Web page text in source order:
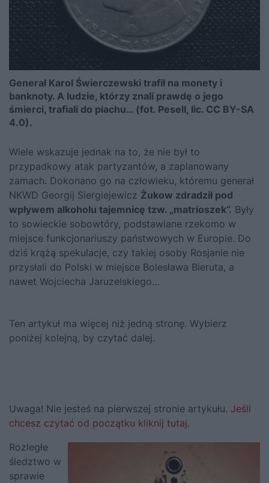
Generał Karol Świerczewski trafił na monety i
banknoty. A ludzie, którzy znali prawdę o jego
śmierci, trafiali do piachu… (fot. Pesell, lic. CC BY-SA
4.0).
Wiele wskazuje jednak na to, że nie był to
przypadkowy atak partyzantów, a zaplanowany
zamach. Dokonano go na człowieku, któremu generał
NKWD Georgij Siergiejewicz Żukow zdradził pod
wpływem alkoholu tajemnicę tzw. „matrioszek”. Były
to sowieckie sobowtóry, podstawiane rzekomo w
miejsce funkcjonariuszy państwowych w Europie. Do
dziś krążą spekulacje, czy takiej osoby Rosjanie nie
przysłali do Polski w miejsce Bolesława Bieruta, a
nawet Wojciecha Jaruzelskiego…
Ten artykuł ma więcej niż jedną stronę. Wybierz
poniżej kolejną, by czytać dalej.
Uwaga! Nie jesteś na pierwszej stronie artykułu. Jeśli
chcesz czytać od początku kliknij tutaj.
Rozległe
śledztwo w
sprawie